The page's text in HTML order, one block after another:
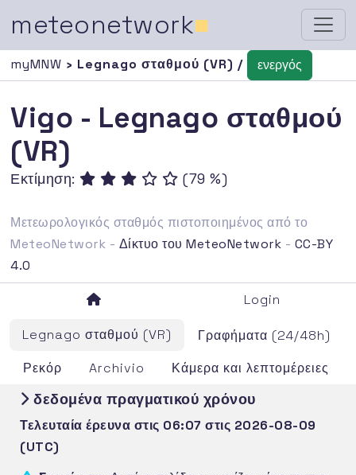
meteonetwork■
myMNW › Legnago σταθμού (VR) / ενεργός
Vigo - Legnago σταθμού
(VR)
Εκτίμηση: (79 %)
Μετεωρολογικός σταθμός πιστοποιημένος από το
MeteoNetwork - Δίκτυο του MeteoNetwork - CC-BY
4.0
Login
Legnago σταθμού (VR)
Γραφήματα (24/48h)
Ρεκόρ
Archivio Κάμερα και λεπτομέρειες
δεδομένα πραγματικού χρόνου
Τελευταία έρευνα στις 06:07 στις 2026-08-09
(UTC)